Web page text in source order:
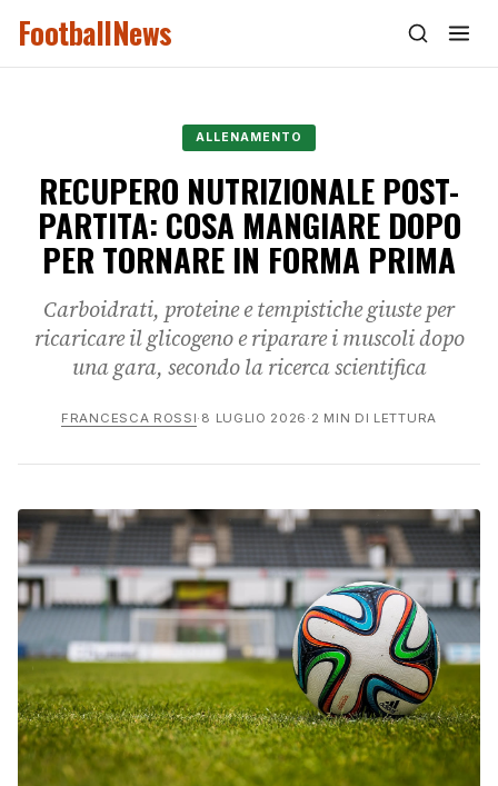
FootballNews
ALLENAMENTO
RECUPERO NUTRIZIONALE POST-
PARTITA: COSA MANGIARE DOPO
PER TORNARE IN FORMA PRIMA
Carboidrati, proteine e tempistiche giuste per
ricaricare il glicogeno e riparare i muscoli dopo
una gara, secondo la ricerca scientifica
FRANCESCA ROSSI· 8 LUGLIO 2026 · 2 MIN DI LETTURA